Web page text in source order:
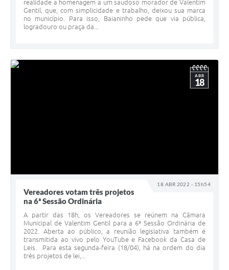
realidade a homenagem a um saudoso morador de Valentim
Gentil, que, com simplicidade e trabalho, deixou sua marca
no município. Para isso, Baianinho pede que via pública,
logradouro ou praça da...
18 ABR 2022 - 15h54
ABR
18
Vereadores votam três projetos
na 6ª Sessão Ordinária
A partir das 18h, os Vereadores se reúnem na Câmara
Municipal de Valentim Gentil para a 6ª Sessão Ordinária de
2022. Aberta ao público, a reunião legislativa também é
transmitida ao vivo pelo YouTube e Facebook da Casa de
Leis. Para esta segunda-feira (18/04), há na ordem do dia
três projetos de lei,...